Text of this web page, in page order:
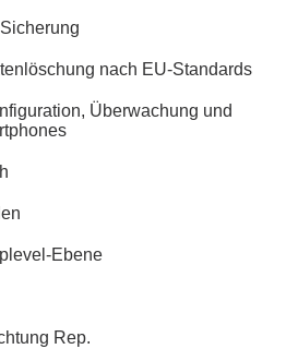
nach EU-Standards
Überwachung und
Ebene
Rep.